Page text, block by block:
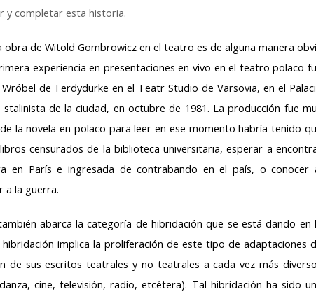
y completar esta historia.
de Witold Gombrowicz en el teatro es de alguna manera
experiencia en presentaciones en vivo en el teatro polaco
de Ferdydurke en el Teatr Studio de Varsovia, en el
de la ciudad, en octubre de 1981. La producción fue
la novela en polaco para leer en ese momento habría tenido
censurados de la biblioteca universitaria, esperar a
en París e ingresada de contrabando en el país, o conocer
a la guerra.
abarca la categoría de hibridación que se está dando en
implica la proliferación de este tipo de adaptaciones
sus escritos teatrales y no teatrales a cada vez más
cine, televisión, radio, etcétera). Tal hibridación ha sido